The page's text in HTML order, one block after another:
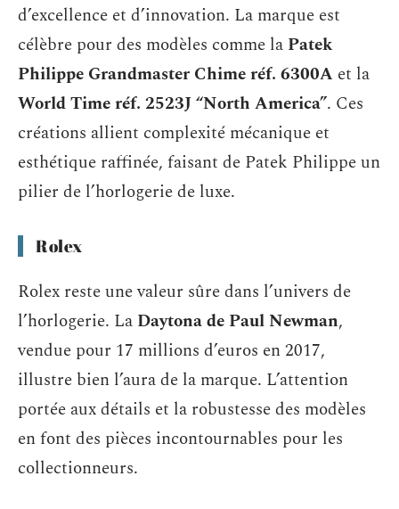
d’excellence et d’innovation. La marque est
célèbre pour des modèles comme la Patek
Philippe Grandmaster Chime réf. 6300A et la
World Time réf. 2523J “North America”. Ces
créations allient complexité mécanique et
esthétique raffinée, faisant de Patek Philippe un
pilier de l’horlogerie de luxe.
Rolex
Rolex reste une valeur sûre dans l’univers de
l’horlogerie. La Daytona de Paul Newman,
vendue pour 17 millions d’euros en 2017,
illustre bien l’aura de la marque. L’attention
portée aux détails et la robustesse des modèles
en font des pièces incontournables pour les
collectionneurs.